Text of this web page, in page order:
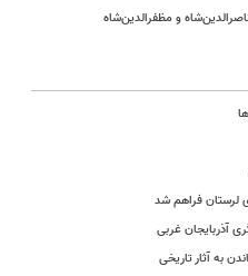
و مظفرالدین‌شاه
لرستان فراهم شد
به‌ آثار تاریخی